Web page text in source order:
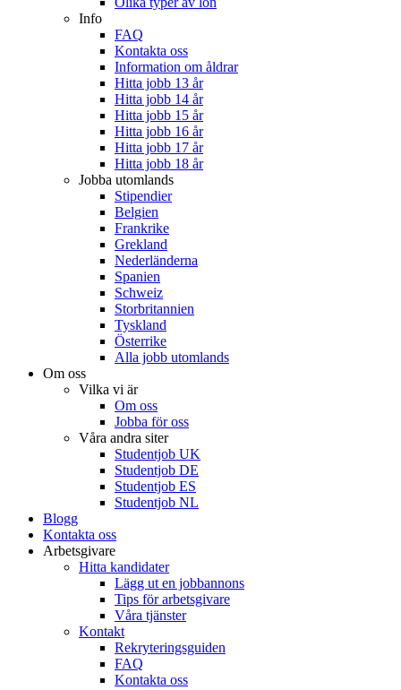
Info
FAQ
Kontakta oss
Information om åldrar
Hitta jobb 13 år
Hitta jobb 14 år
Hitta jobb 15 år
Hitta jobb 16 år
Hitta jobb 17 år
Hitta jobb 18 år
Jobba utomlands
Stipendier
Belgien
Frankrike
Grekland
Nederländerna
Spanien
Schweiz
Storbritannien
Tyskland
Österrike
Alla jobb utomlands
Om oss
Vilka vi är
Om oss
Jobba för oss
Våra andra siter
Studentjob UK
Studentjob DE
Studentjob ES
Studentjob NL
Blogg
Kontakta oss
Arbetsgivare
Hitta kandidater
Lägg ut en jobbannons
Tips för arbetsgivare
Våra tjänster
Kontakt
Rekryteringsguiden
FAQ
Kontakta oss